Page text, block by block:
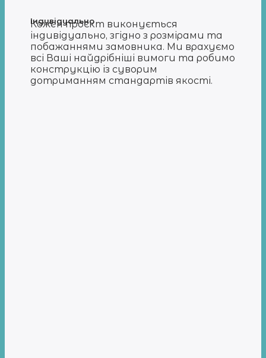
Індивідуально
Кожен проєкт виконується
індивідуально, згідно з розмірами та
побажаннями замовника. Ми врахуємо
всі Ваші найдрібніші вимоги та робимо
конструкцію із суворим
дотриманням стандартів якості.